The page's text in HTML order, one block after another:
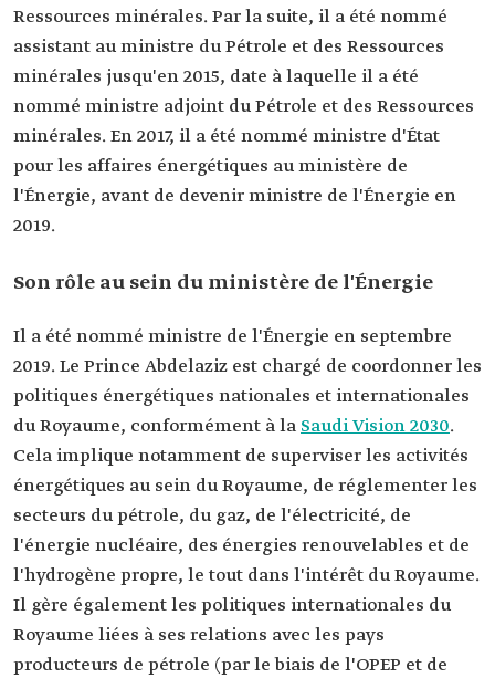
Ressources minérales. Par la suite, il a été nommé
assistant au ministre du Pétrole et des Ressources
minérales jusqu'en 2015, date à laquelle il a été
nommé ministre adjoint du Pétrole et des Ressources
minérales. En 2017, il a été nommé ministre d'État
pour les affaires énergétiques au ministère de
l'Énergie, avant de devenir ministre de l'Énergie en
2019.
Son rôle au sein du ministère de l'Énergie
Il a été nommé ministre de l'Énergie en septembre
2019. Le Prince Abdelaziz est chargé de coordonner les
politiques énergétiques nationales et internationales
du Royaume, conformément à la Saudi Vision 2030.
Cela implique notamment de superviser les activités
énergétiques au sein du Royaume, de réglementer les
secteurs du pétrole, du gaz, de l'électricité, de
l'énergie nucléaire, des énergies renouvelables et de
l'hydrogène propre, le tout dans l'intérêt du Royaume.
Il gère également les politiques internationales du
Royaume liées à ses relations avec les pays
producteurs de pétrole (par le biais de l'OPEP et de